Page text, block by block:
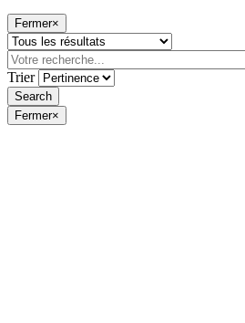
Fermer×
Trier
Fermer×